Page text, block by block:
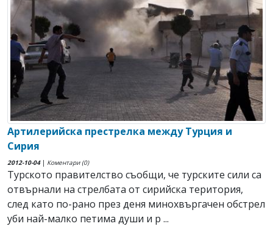
Артилерийска престрелка между Турция и
Сирия
2012-10-04| Коментари (0)
Турското правителство съобщи, че турските сили са
отвърнали на стрелбата от сирийска територия,
след като по-рано през деня минохвъргачен обстрел
уби най-малко петима души и р ...